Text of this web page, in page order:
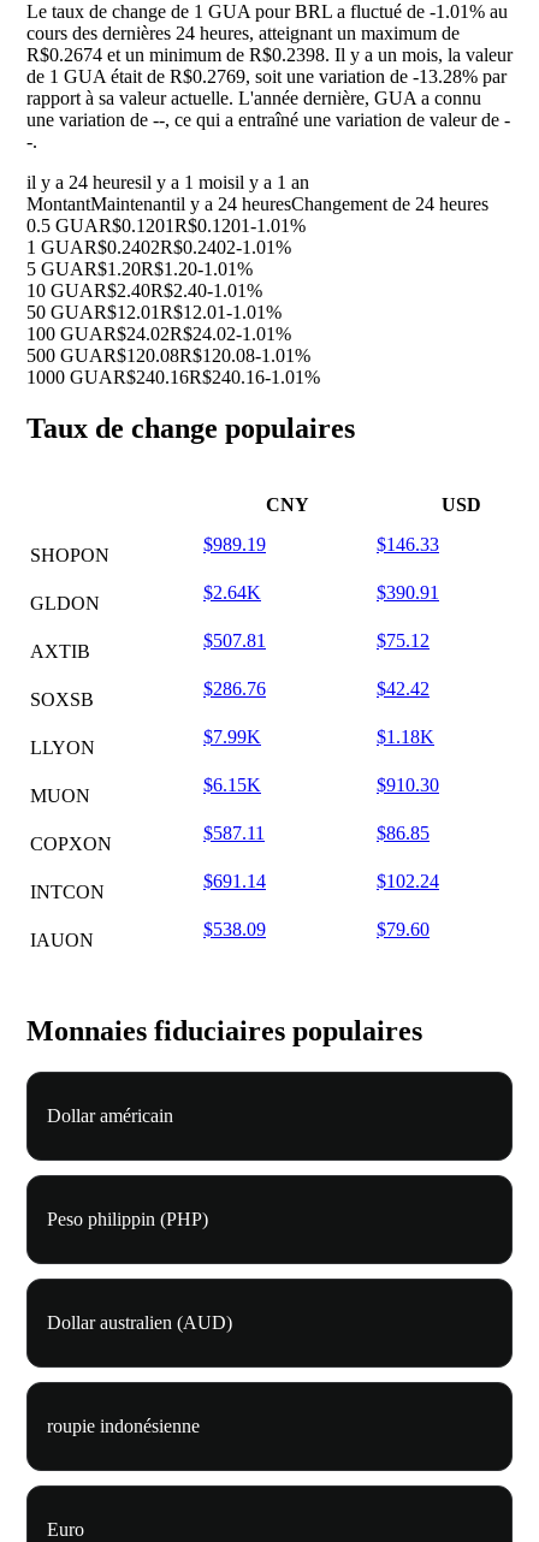
Le taux de change de 1 GUA pour BRL a fluctué de -1.01% au
cours des dernières 24 heures, atteignant un maximum de
R$0.2674 et un minimum de R$0.2398. Il y a un mois, la valeur
de 1 GUA était de R$0.2769, soit une variation de -13.28% par
rapport à sa valeur actuelle. L'année dernière, GUA a connu
une variation de --, ce qui a entraîné une variation de valeur de -
-.
il y a 24 heuresil y a 1 moisil y a 1 an
MontantMaintenantil y a 24 heuresChangement de 24 heures
0.5 GUAR$0.1201R$0.1201-1.01%
1 GUAR$0.2402R$0.2402-1.01%
5 GUAR$1.20R$1.20-1.01%
10 GUAR$2.40R$2.40-1.01%
50 GUAR$12.01R$12.01-1.01%
100 GUAR$24.02R$24.02-1.01%
500 GUAR$120.08R$120.08-1.01%
1000 GUAR$240.16R$240.16-1.01%
Taux de change populaires
CNY USD
SHOPON
$989.19 $146.33
GLDON
$2.64K $390.91
AXTIB
$507.81 $75.12
SOXSB
$286.76 $42.42
LLYON
$7.99K $1.18K
MUON
$6.15K $910.30
COPXON
$587.11 $86.85
INTCON
$691.14 $102.24
IAUON
$538.09 $79.60
Monnaies fiduciaires populaires
Dollar américain
Peso philippin (PHP)
Dollar australien (AUD)
roupie indonésienne
Euro